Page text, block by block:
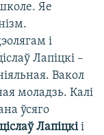
Яе
і
Лапіцкі –
Вакол
моладзь. Калі
ўсяго
Лапіцкіі